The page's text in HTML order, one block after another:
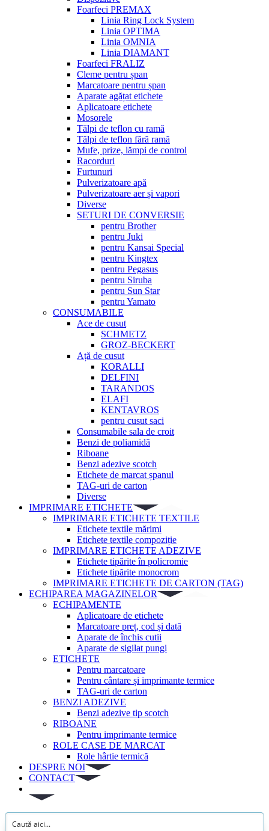
Foarfeci PREMAX
Linia Ring Lock System
Linia OPTIMA
Linia OMNIA
Linia DIAMANT
Foarfeci FRALIZ
Cleme pentru șpan
Marcatoare pentru șpan
Aparate agățat etichete
Aplicatoare etichete
Mosorele
Tălpi de teflon cu ramă
Tălpi de teflon fără ramă
Mufe, prize, lămpi de control
Racorduri
Furtunuri
Pulverizatoare apă
Pulverizatoare aer și vapori
Diverse
SETURI DE CONVERSIE
pentru Brother
pentru Juki
pentru Kansai Special
pentru Kingtex
pentru Pegasus
pentru Siruba
pentru Sun Star
pentru Yamato
CONSUMABILE
Ace de cusut
SCHMETZ
GROZ-BECKERT
Ață de cusut
KORALLI
DELFINI
TARANDOS
ELAFI
KENTAVROS
pentru cusut saci
Consumabile sala de croit
Benzi de poliamidă
Riboane
Benzi adezive scotch
Etichete de marcat șpanul
TAG-uri de carton
Diverse
IMPRIMARE ETICHETE
IMPRIMARE ETICHETE TEXTILE
Etichete textile mărimi
Etichete textile compoziție
IMPRIMARE ETICHETE ADEZIVE
Etichete tipărite în policromie
Etichete tipărite monocrom
IMPRIMARE ETICHETE DE CARTON (TAG)
ECHIPAREA MAGAZINELOR
ECHIPAMENTE
Aplicatoare de etichete
Marcatoare preț, cod și dată
Aparate de închis cutii
Aparate de sigilat pungi
ETICHETE
Pentru marcatoare
Pentru cântare și imprimante termice
TAG-uri de carton
BENZI ADEZIVE
Benzi adezive tip scotch
RIBOANE
Pentru imprimante termice
ROLE CASE DE MARCAT
Role hârtie termică
DESPRE NOI
CONTACT